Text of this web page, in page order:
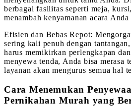
berbagai fasilitas seperti meja,
menambah kenyamanan acara Anda
Efisien dan Bebas Repot:
sering kali penuh dengan
harus memikirkan perlengkapan
menyewa tenda, Anda bisa merasa
layanan akan mengurus semua hal
Cara Menemukan
Pernikahan Murah yang